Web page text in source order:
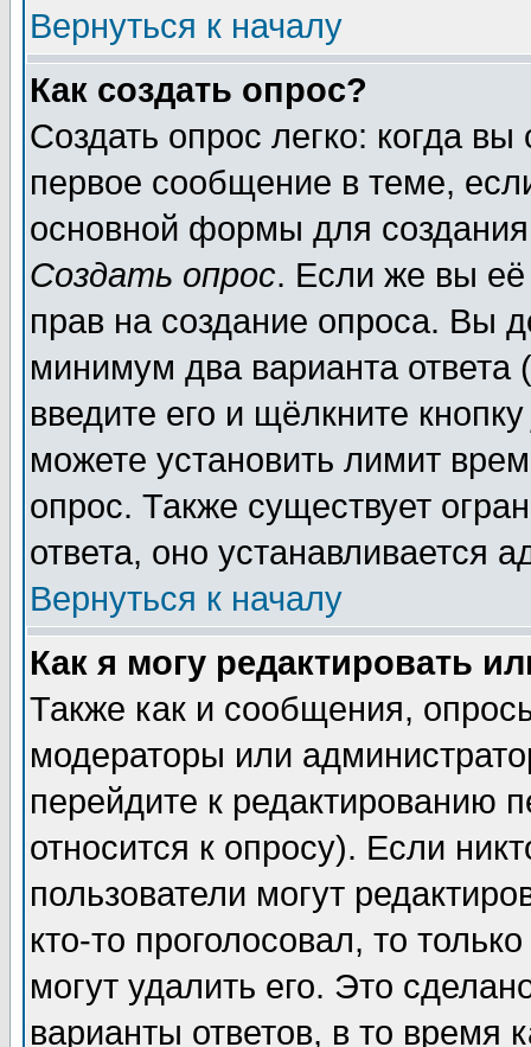
Вернуться к началу
Как создать опрос?
Создать опрос легко: когда
первое сообщение в теме,
основной формы для
Создать опрос. Если же вы её
прав на создание опроса. Вы
минимум два варианта ответа
введите его и щёлкните
можете установить лимит
опрос. Также существует
ответа, оно устанавливается
Вернуться к началу
Как я могу редактировать
Также как и сообщения,
модераторы или
перейдите к редактированию
относится к опросу). Если
пользователи могут
кто-то проголосовал, то
могут удалить его. Это
варианты ответов, в то время